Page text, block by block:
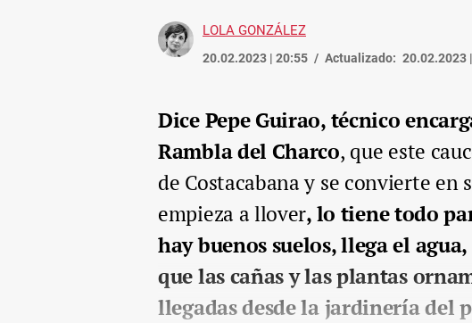
LOLA GONZÁLEZ
20.02.2023 | 20:55 Actualizado: 20.02.2023
Dice Pepe Guirao, técnico
Rambla del Charco, que este
de Costacabana y se convierte en
empieza a llover, lo tiene todo
hay buenos suelos, llega el
que las cañas y las plantas
llegadas desde la jardinería del